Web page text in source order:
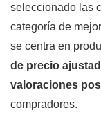
seleccionado las
categoría de
se centra en
de precio
valoraciones
compradores.